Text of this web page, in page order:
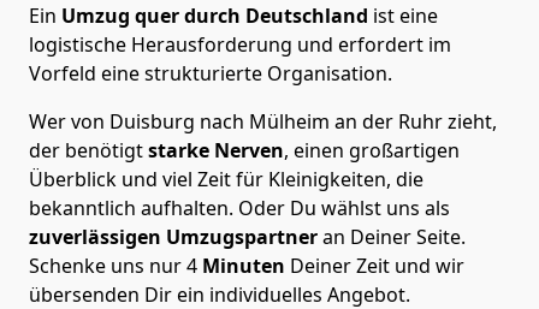
Ein Umzug quer durch Deutschland ist eine
logistische Herausforderung und erfordert im
Vorfeld eine strukturierte Organisation.
Wer von Duisburg nach Mülheim an der Ruhr zieht,
der benötigtstarke Nerven, einen großartigen
Überblick und viel Zeit für Kleinigkeiten, die
bekanntlich aufhalten. Oder Du wählst uns als
zuverlässigen Umzugspartneran Deiner Seite.
Schenke uns nur4 Minuten Deiner Zeit und wir
übersenden Dir ein individuelles Angebot.